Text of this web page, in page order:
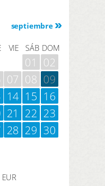
septiembre
VIE SÁB DOM
01
02
07 08 09
14 15 16
21 22 23
28 29 30